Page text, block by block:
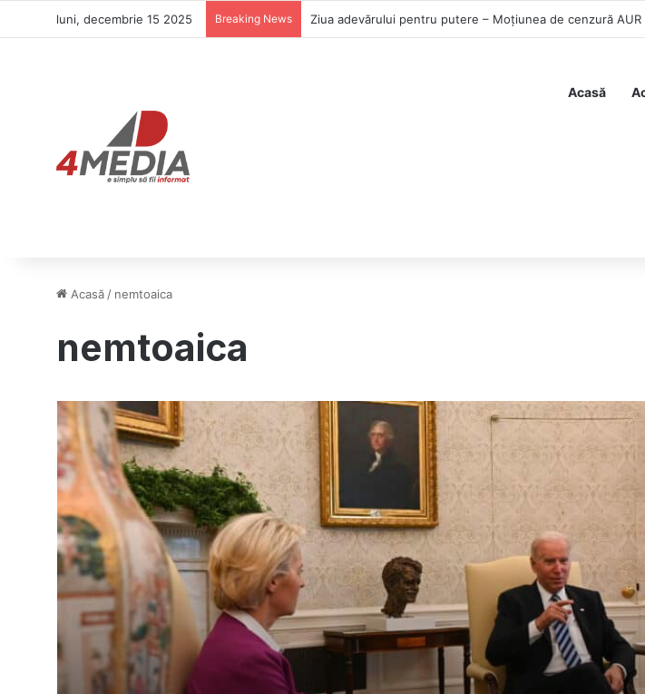
luni, decembrie 15 2025 Breaking News Ziua adevărului pentru putere – Moțiunea de cenzură
Acasă
Acasă / nemtoaica
nemtoaica